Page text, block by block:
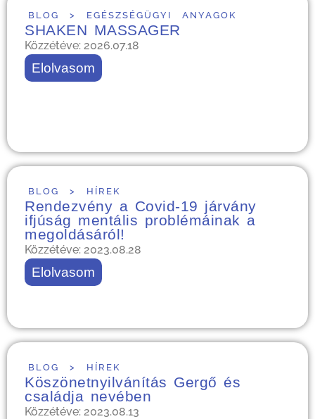
BLOG > EGÉSZSÉGÜGYI ANYAGOK
SHAKEN MASSAGER
Közzétéve: 2026.07.18
Elolvasom
BLOG > HÍREK
Rendezvény a Covid-19 járvány
ifjúság mentális problémáinak a
megoldásáról!
Közzétéve: 2023.08.28
Elolvasom
BLOG > HÍREK
Köszönetnyilvánítás Gergő és
családja nevében
Közzétéve: 2023.08.13